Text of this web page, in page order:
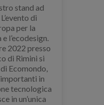
stand ad
di
per la
l’ecodesign.
2022 presso
di Rimini si
Ecomondo,
in
tecnologica
in un’unica